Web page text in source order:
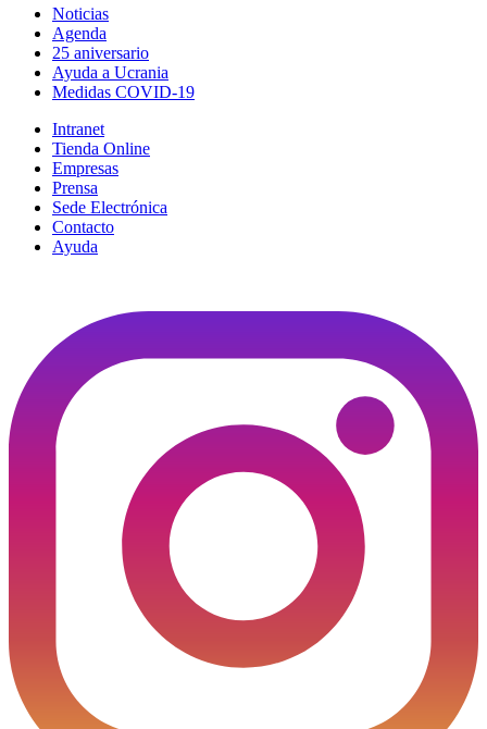
Noticias
Agenda
25 aniversario
Ayuda a Ucrania
Medidas COVID-19
Intranet
Tienda Online
Empresas
Prensa
Sede Electrónica
Contacto
Ayuda